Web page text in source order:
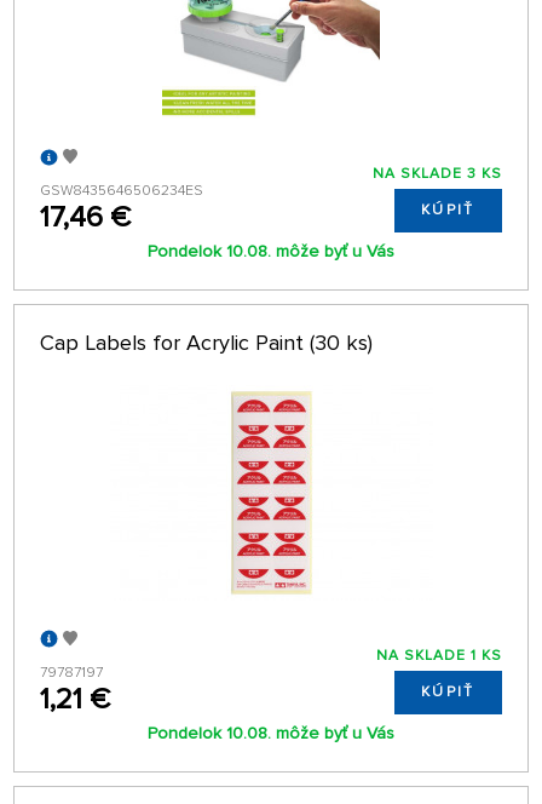
GSW8435646506234ES
17,46 €
NA SKLADE 3 KS
KÚPIŤ
Pondelok 10.08. môže byť u Vás
Cap Labels for Acrylic Paint (30 ks)
79787197
1,21 €
NA SKLADE 1 KS
KÚPIŤ
Pondelok 10.08. môže byť u Vás